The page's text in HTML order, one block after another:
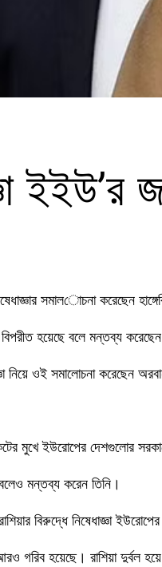
ইইউ’র
সমালোচনা করেছেন
হয়েছে বলে মন্তব্য
নিয়ে ওই সমালোচনা করেছেন
মুখে ইউরোপের দেশগুলোর
মন্তব্য করেন তিনি।
বিরুদ্ধে নিষেধাজ্ঞা
গরিব হয়েছে। রাশিয়া দুর্বল